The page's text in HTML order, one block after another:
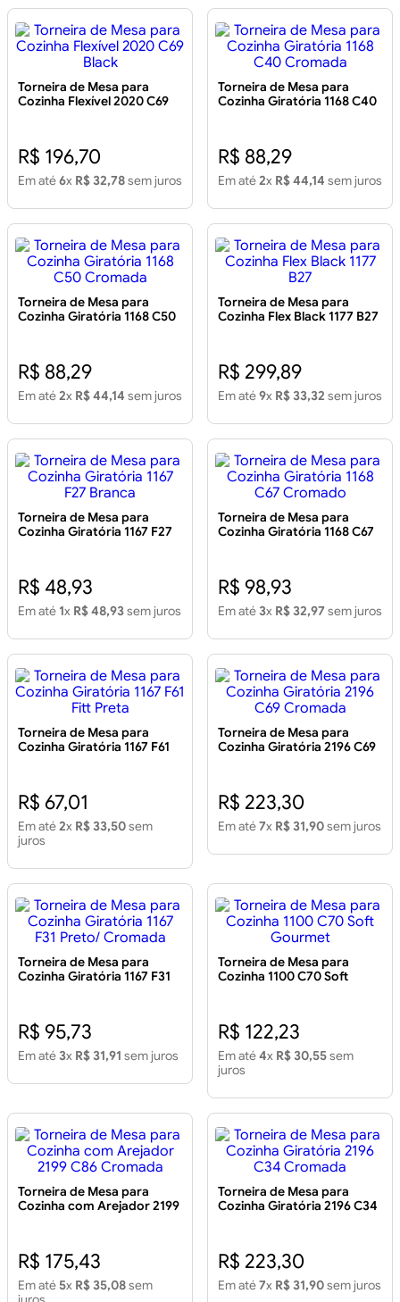
Torneira de Mesa para
Cozinha Flexível 2020 C69
R$ 196,70
Em até6x R$ 32,78sem juros
Torneira de Mesa para
Cozinha Giratória 1168 C40
R$ 88,29
Em até2x R$ 44,14 sem juros
Torneira de Mesa para
Cozinha Giratória 1168 C50
R$ 88,29
Em até2x R$ 44,14 sem juros
Torneira de Mesa para
Cozinha Flex Black 1177 B27
R$ 299,89
Em até9x R$ 33,32 sem juros
Torneira de Mesa para
Cozinha Giratória 1167 F27
R$ 48,93
Em até 1x R$ 48,93sem juros
Torneira de Mesa para
Cozinha Giratória 1168 C67
R$ 98,93
Em até 3x R$ 32,97 sem juros
Torneira de Mesa para
Cozinha Giratória 1167 F61
R$ 67,01
Em até2x R$ 33,50sem
juros
Torneira de Mesa para
Cozinha Giratória 2196 C69
R$ 223,30
Em até7x R$ 31,90sem juros
Torneira de Mesa para
Cozinha Giratória 1167 F31
R$ 95,73
Em até 3x R$ 31,91 sem juros
Torneira de Mesa para
Cozinha 1100 C70 Soft
R$ 122,23
Em até4x R$ 30,55sem
juros
Torneira de Mesa para
Cozinha com Arejador 2199
R$ 175,43
Em até 5x R$ 35,08sem
Torneira de Mesa para
Cozinha Giratória 2196 C34
R$ 223,30
Em até7x R$ 31,90sem juros